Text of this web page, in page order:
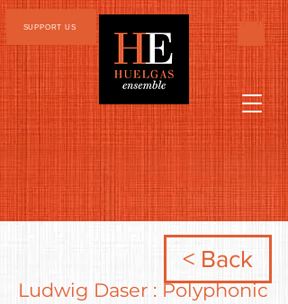
SUPPORT US
< Back
Ludwig Daser : Polyphonic